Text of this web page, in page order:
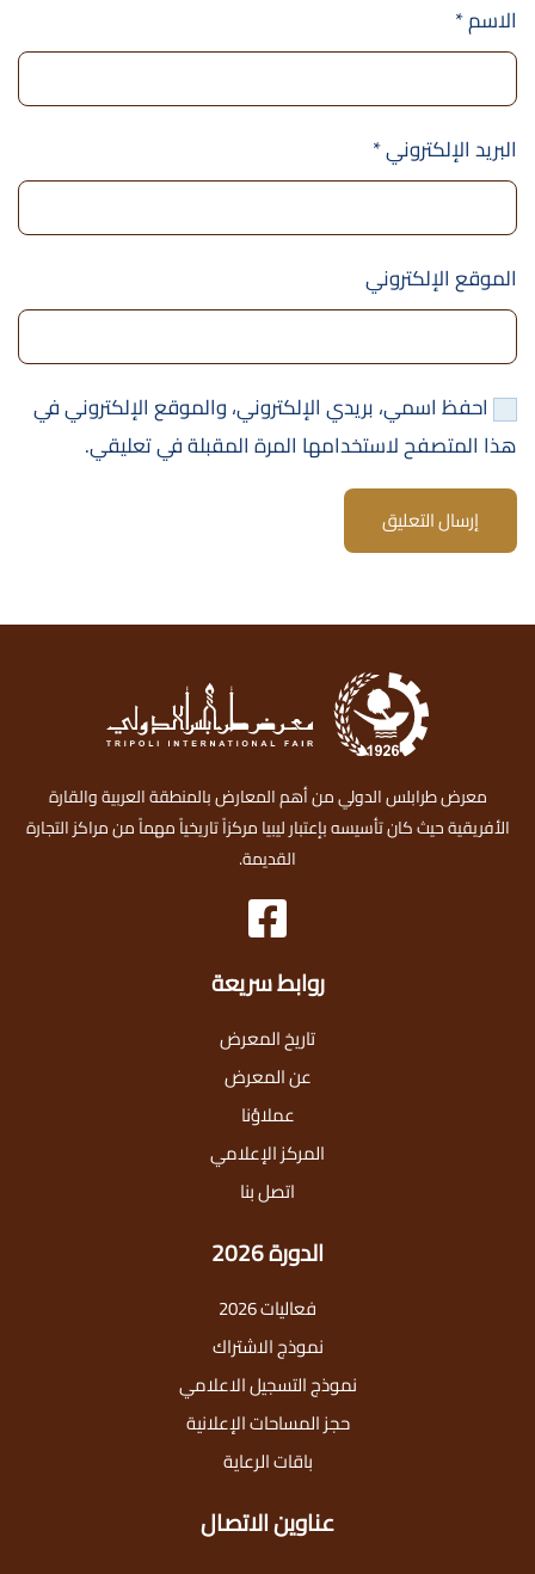
الاسم*
البريد الإلكتروني*
الموقع الإلكتروني
احفظ اسمي، بريدي الإلكتروني، والموقع الإلكتروني في
هذا المتصفح لاستخدامها المرة المقبلة في تعليقي.
إرسال التعليق
معرض طرابلس الدولي من أهم المعارض بالمنطقة العربية والقارة
الأفريقية حيث كان تأسيسه بإعتبار ليبيا مركزاً تاريخياً مهماً من مراكز التجارة
القديمة.
روابط سريعة
تاريخ المعرض
عن المعرض
عملاؤنا
المركز الإعلامي
اتصل بنا
الدورة 2026
فعاليات 2026
نموذج الاشتراك
نموذج التسجيل الاعلامي
حجز المساحات الإعلانية
باقات الرعاية
عناوين الاتصال